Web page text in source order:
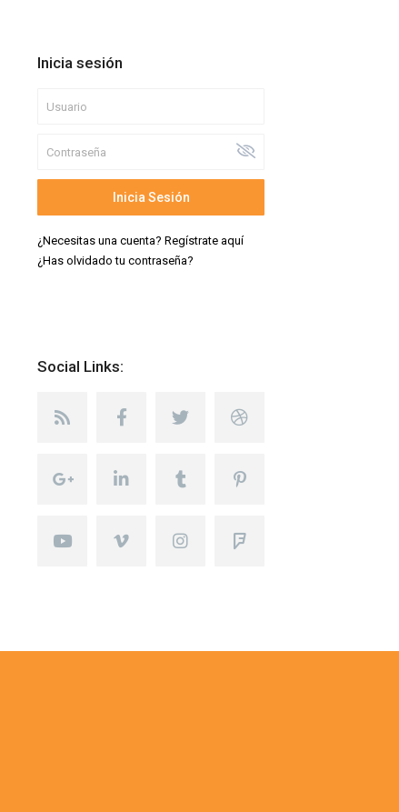
Inicia sesión
Inicia Sesión
¿Necesitas una cuenta? Regístrate aquí
¿Has olvidado tu contraseña?
Social Links: